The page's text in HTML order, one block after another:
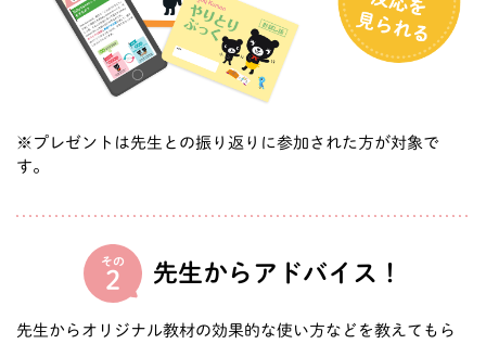
※プレゼントは先生との振り返りに参加された方が対象で
す。
その
2 先生からアドバイス！
先生からオリジナル教材の効果的な使い方などを教えてもら